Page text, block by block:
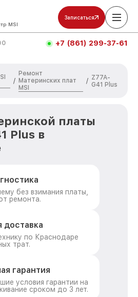
MSI
Записаться
+7 (861) 299-37-61
/
Ремонт
Материнских плат
MSI
/ Z77A-
G41 Plus
платы
Plus в
без взимания платы,
ремонта.
доставка
по Краснодаре
трат.
гарантия
условия гарантии на
сроком до 3 лет.